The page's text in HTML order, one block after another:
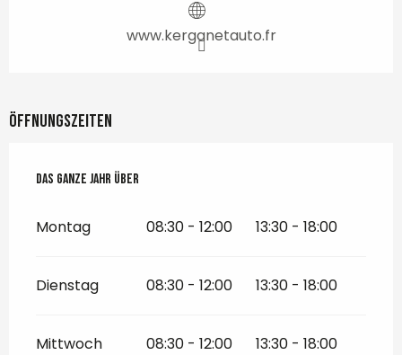
www.kerganetauto.fr
Öffnungszeiten
Das ganze Jahr über
Das ganze Jahr über
Montag 08:30 - 12:00 13:30 - 18:00
Dienstag 08:30 - 12:00 13:30 - 18:00
Mittwoch 08:30 - 12:00 13:30 - 18:00